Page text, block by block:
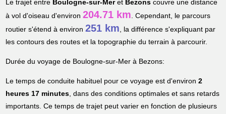
Le trajet entre Boulogne-sur-Meret Bezons couvre une distance
à vol d'oiseau d'environ204.71 km. Cependant, le parcours
routier s'étend à environ251 km, la différence s'expliquant par
les contours des routes et la topographie du terrain à parcourir.
Durée du voyage de Boulogne-sur-Mer à Bezons:
Le temps de conduite habituel pour ce voyage est d'environ2
heures 17 minutes, dans des conditions optimales et sans retards
importants. Ce temps de trajet peut varier en fonction de plusieurs